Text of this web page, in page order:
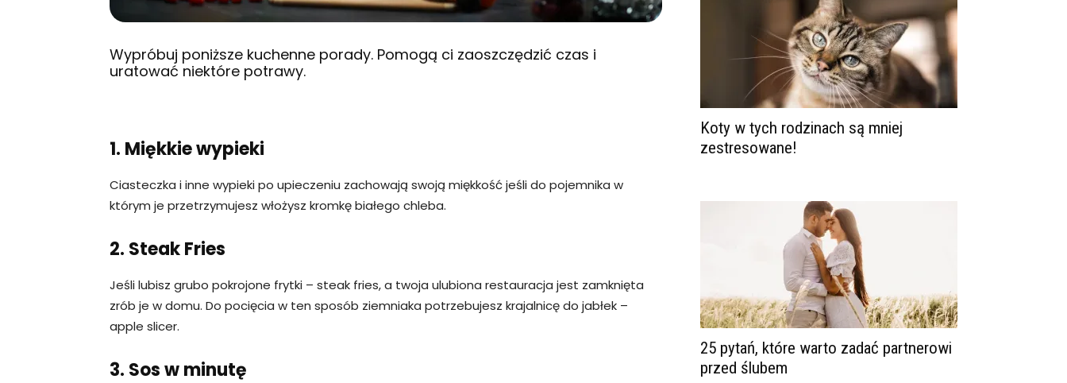
Wypróbuj poniższe kuchenne porady. Pomogą ci zaoszczędzić czas i
uratować niektóre potrawy.
1. Miękkie wypieki
Ciasteczka i inne wypieki po upieczeniu zachowają swoją miękkość jeśli do pojemnika w
którym je przetrzymujesz włożysz kromkę białego chleba.
2. Steak Fries
Jeśli lubisz grubo pokrojone frytki – steak fries, a twoja ulubiona restauracja jest zamknięta
zrób je w domu. Do pocięcia w ten sposób ziemniaka potrzebujesz krajalnicę do jabłek –
apple slicer.
3. Sos w minutę
Koty w tych rodzinach są mniej
zestresowane!
25 pytań, które warto zadać partnerowi
przed ślubem